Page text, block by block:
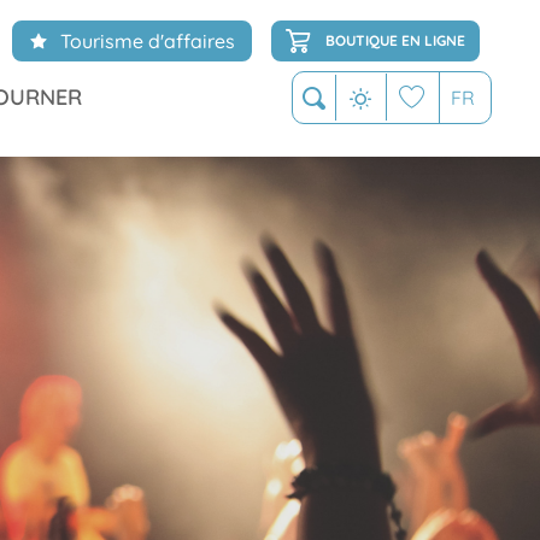
Recherche FR
Tourisme d'affaires BOUTIQUE EN LIGNE